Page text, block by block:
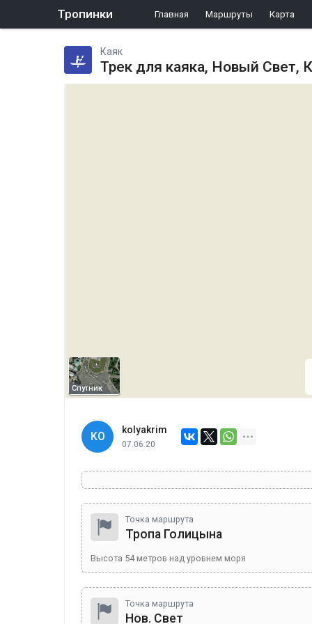
Тропинки Главная Маршруты Карта
Каяк
Трек для каяка, Новый Свет,
Спутник
KO
kolyakrim
07.06.20
Точка маршрута
Тропа Голицына
Высота 54метров над уровнем моря
Точка маршрута
Нов. Свет